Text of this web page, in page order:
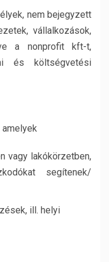
nem bejegyzett
vállalkozások,
a nonprofit kft-t,
és költségvetési
amelyek
vagy lakókörzetben,
segítenek/
ill. helyi